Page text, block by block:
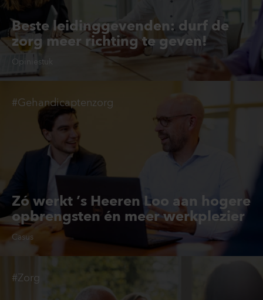
Beste leidinggevenden: durf de
zorg meer richting te geven!
Opiniestuk
Zó werkt ’s Heeren Loo aan hogere
opbrengsten én meer werkplezier
Casus
#Gehandicaptenzorg
#Zorg